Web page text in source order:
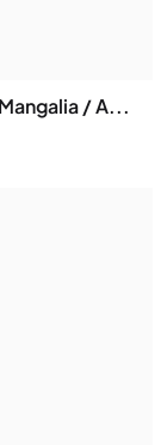
/ A...